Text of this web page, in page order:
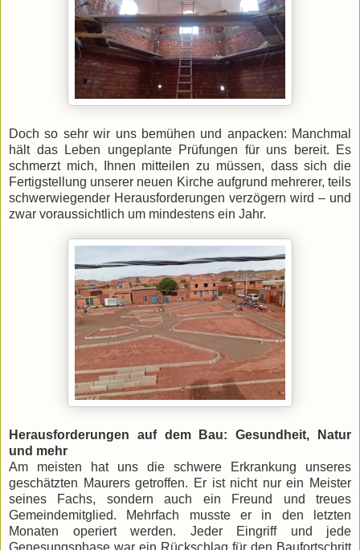
Doch so sehr wir uns bemühen und anpacken: Manchmal
hält das Leben ungeplante Prüfungen für uns bereit. Es
schmerzt mich, Ihnen mitteilen zu müssen, dass sich die
Fertigstellung unserer neuen Kirche aufgrund mehrerer, teils
schwerwiegender Herausforderungen verzögern wird – und
zwar voraussichtlich um mindestens ein Jahr.
Herausforderungen auf dem Bau: Gesundheit, Natur
und mehr
Am meisten hat uns die schwere Erkrankung unseres
geschätzten Maurers getroffen. Er ist nicht nur ein Meister
seines Fachs, sondern auch ein Freund und treues
Gemeindemitglied. Mehrfach musste er in den letzten
Monaten operiert werden. Jeder Eingriff und jede